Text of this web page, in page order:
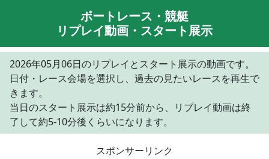
ボートレース・競艇
リプレイ動画・スタート展示
2026年05月06日のリプレイとスタート展示の動画です。
日付・レース会場を選択し、過去の見たいレースを再生で
きます。
当日のスタート展示は約15分前から、リプレイ動画は終
了して約5-10分後くらいになります。
スポンサーリンク